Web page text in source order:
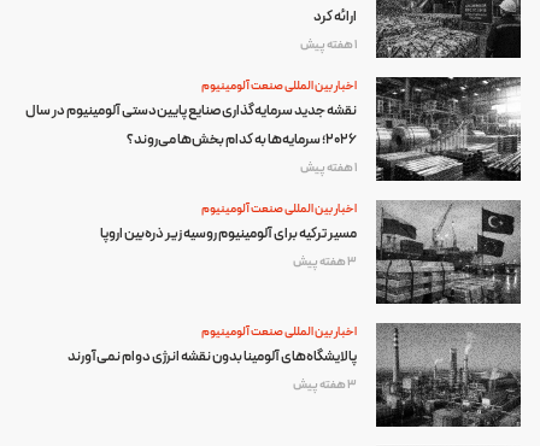
ارائه کرد
1 هفته پیش
اخبار بین المللی صنعت آلومینیوم
نقشه جدید سرمایه‌گذاری صنایع پایین‌دستی آلومینیوم در سال
۲۰۲۶؛ سرمایه‌ها به کدام بخش‌ها می‌روند؟
1 هفته پیش
اخبار بین المللی صنعت آلومینیوم
مسیر ترکیه برای آلومینیوم روسیه زیر ذره‌بین اروپا
3 هفته پیش
اخبار بین المللی صنعت آلومینیوم
پالایشگاه‌های آلومینا بدون نقشه انرژی دوام نمی‌آورند
3 هفته پیش